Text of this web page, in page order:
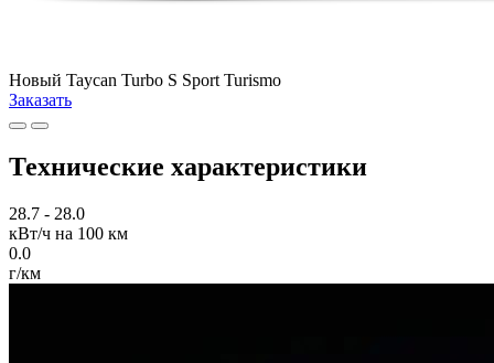
Новый Taycan Turbo S Sport Turismo
Заказать
Технические характеристики
28.7 - 28.0
кВт/ч на 100 км
0.0
г/км